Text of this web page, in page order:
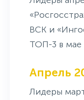
ВСК и
ТОП-3 в мае
Апрель
Лидеры